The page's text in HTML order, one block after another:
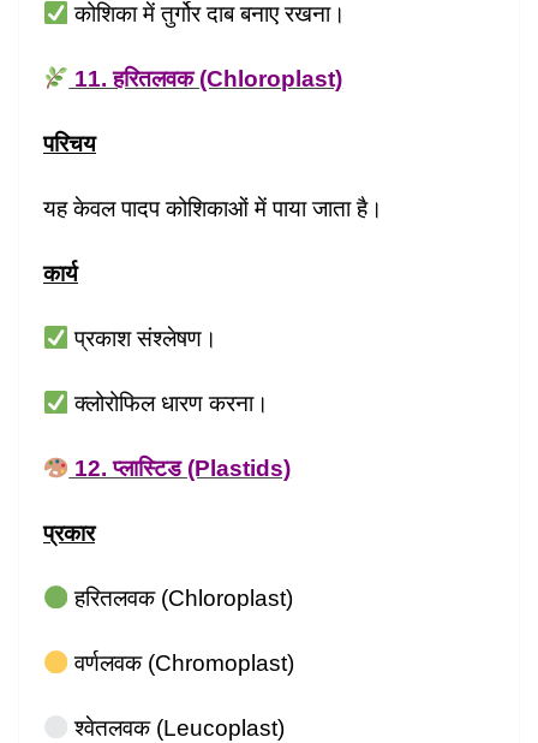
कोशिका में तुर्गोर दाब बनाए रखना।
11. हरितलवक (Chloroplast)
परिचय
यह केवल पादप कोशिकाओं में पाया जाता है।
कार्य
प्रकाश संश्लेषण।
क्लोरोफिल धारण करना।
12. प्लास्टिड (Plastids)
प्रकार
हरितलवक (Chloroplast)
वर्णलवक (Chromoplast)
श्वेतलवक (Leucoplast)